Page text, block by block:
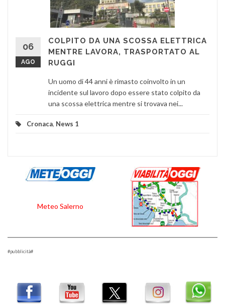
06
AGO
COLPITO DA UNA SCOSSA ELETTRICA
MENTRE LAVORA, TRASPORTATO AL
RUGGI
Un uomo di 44 anni è rimasto coinvolto in un
incidente sul lavoro dopo essere stato colpito da
una scossa elettrica mentre si trovava nei...
Cronaca, News 1
Meteo Salerno
#pubblicità#